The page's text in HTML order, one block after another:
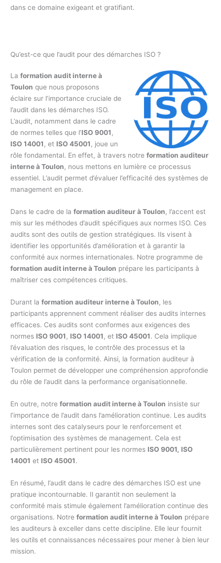
dans ce domaine exigeant et gratifiant.
Qu’est-ce que l’audit pour des démarches ISO ?
Laformation audit interne à
Toulon que nous proposons
éclaire sur l’importance cruciale de
l’audit dans les démarches ISO.
L’audit, notamment dans le cadre
de normes telles que l’ISO 9001 ,
ISO 14001 , et ISO 45001 , joue un
rôle fondamental. En effet, à travers notreformation auditeur
interne à Toulon, nous mettons en lumière ce processus
essentiel. L’audit permet d’évaluer l’efficacité des systèmes de
management en place.
Dans le cadre de laformation auditeur à Toulon, l’accent est
mis sur les méthodes d’audit spécifiques aux normes ISO. Ces
audits sont des outils de gestion stratégiques. Ils visent à
identifier les opportunités d’amélioration et à garantir la
conformité aux normes internationales. Notre programme de
formation audit interne à Toulon prépare les participants à
maîtriser ces compétences critiques.
Durant laformation auditeur interne à Toulon, les
participants apprennent comment réaliser des audits internes
efficaces. Ces audits sont conformes aux exigences des
normes ISO 9001 , ISO 14001 , et ISO 45001. Cela implique
l’évaluation des risques, le contrôle des processus et la
vérification de la conformité. Ainsi, la formation auditeur à
Toulon permet de développer une compréhension approfondie
du rôle de l’audit dans la performance organisationnelle.
En outre, notreformation audit interne à Toulon insiste sur
l’importance de l’audit dans l’amélioration continue. Les audits
internes sont des catalyseurs pour le renforcement et
l’optimisation des systèmes de management. Cela est
particulièrement pertinent pour les normes ISO 9001, ISO
14001 et ISO 45001.
En résumé, l’audit dans le cadre des démarches ISO est une
pratique incontournable. Il garantit non seulement la
conformité mais stimule également l’amélioration continue des
organisations. Notreformation audit interne à Toulon prépare
les auditeurs à exceller dans cette discipline. Elle leur fournit
les outils et connaissances nécessaires pour mener à bien leur
mission.